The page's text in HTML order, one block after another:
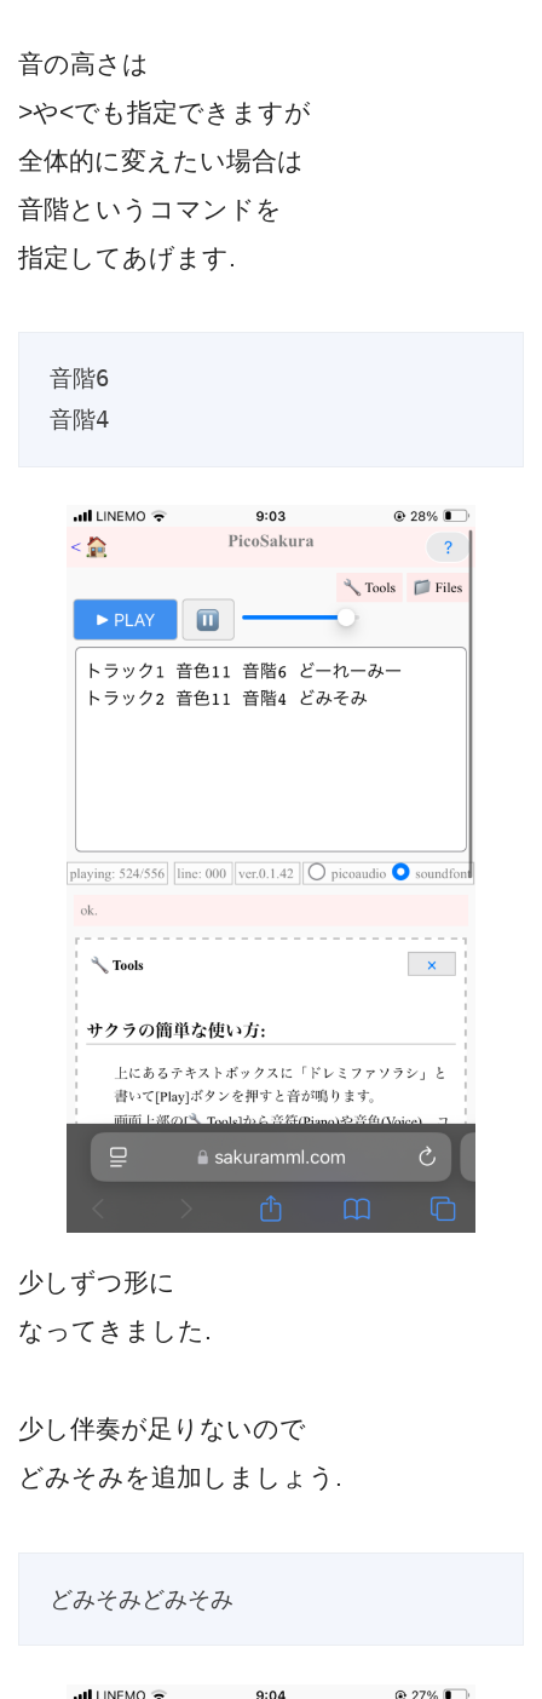
音の高さは
>や<でも指定できますが
全体的に変えたい場合は
音階というコマンドを
指定してあげます.
音階6
音階4
少しずつ形に
なってきました.
少し伴奏が足りないので
どみそみを追加しましょう.
どみそみどみそみ